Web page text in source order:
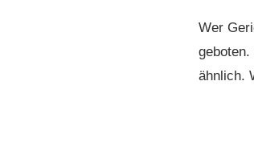
Wer
geboten.
ähnlich.